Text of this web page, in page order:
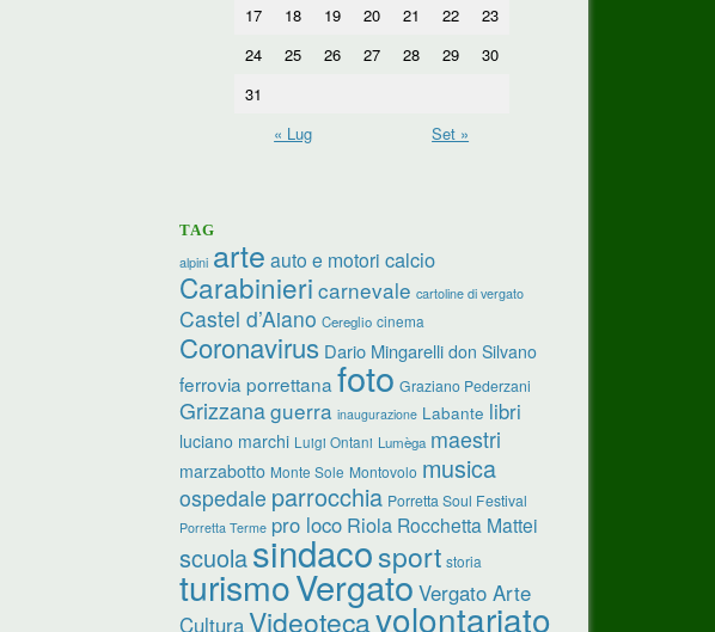
17
18 19 20 21 22
23
24
25 26 27 28 29
30
31
« Lug
Set »
TAG
alpini arte auto e motori calcio
Carabinieri carnevale cartoline di vergato
Castel d’Aiano Cereglio cinema
Coronavirus Dario Mingarelli don Silvano
ferrovia porrettana foto Graziano Pederzani
Grizzanaguerra inaugurazione Labante libri
luciano marchi Luigi Ontani Lumèga maestri
marzabotto Monte Sole Montovolo musica
ospedale parrocchia Porretta Soul Festival
Porretta Terme pro loco Riola Rocchetta Mattei
scuolasindacosport storia
turismoVergato Vergato Arte
CulturaVideotecavolontariato